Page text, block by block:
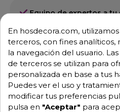
Equipo de expertos a tu
Pago 100% seguro.
Consulta tus dudas con
976 25 59 91
En hosdecora.com,
terceros, con fines
la navegación del usuario.
de terceros se utilizan para
personalizada en base a tus
Puedes ver el uso y
modificar tus preferencias
pulsa en "Aceptar" para